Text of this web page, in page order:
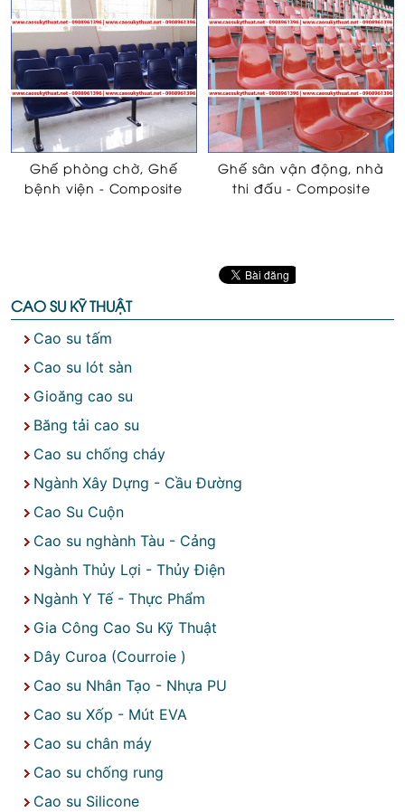
Ghế phòng chờ, Ghế
bệnh viện - Composite
Ghế sân vận động, nhà
thi đấu - Composite
CAO SU KỸ THUẬT
Cao su tấm
Cao su lót sàn
Gioăng cao su
Băng tải cao su
Cao su chống cháy
Ngành Xây Dựng - Cầu Đường
Cao Su Cuộn
Cao su nghành Tàu - Cảng
Ngành Thủy Lợi - Thủy Điện
Ngành Y Tế - Thực Phẩm
Gia Công Cao Su Kỹ Thuật
Dây Curoa (Courroie )
Cao su Nhân Tạo - Nhựa PU
Cao su Xốp - Mút EVA
Cao su chân máy
Cao su chống rung
Cao su Silicone